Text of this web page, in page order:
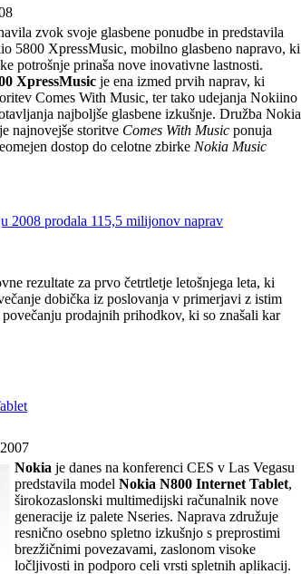
zvok svoje glasbene ponudbe in predstavila
5800 XpressMusic, mobilno glasbeno napravo, ki
potrošnje prinaša nove inovativne lastnosti.
XpressMusic je ena izmed prvih naprav, ki
Comes With Music, ter tako udejanja Nokiino
najboljše glasbene izkušnje. Družba Nokia
najnovejše storitve Comes With Music ponuja
dostop do celotne zbirke Nokia Music
2008 prodala 115,5 milijonov naprav
rezultate za prvo četrtletje letošnjega leta, ki
dobička iz poslovanja v primerjavi z istim
prodajnih prihodkov, ki so znašali kar
Nokia je danes na konferenci CES v Las Vegasu
predstavila model Nokia N800 Internet Tablet,
širokozaslonski multimedijski računalnik nove
generacije iz palete Nseries. Naprava združuje
resnično osebno spletno izkušnjo s preprostimi
brezžičnimi povezavami, zaslonom visoke
ločljivosti in podporo celi vrsti spletnih aplikacij.